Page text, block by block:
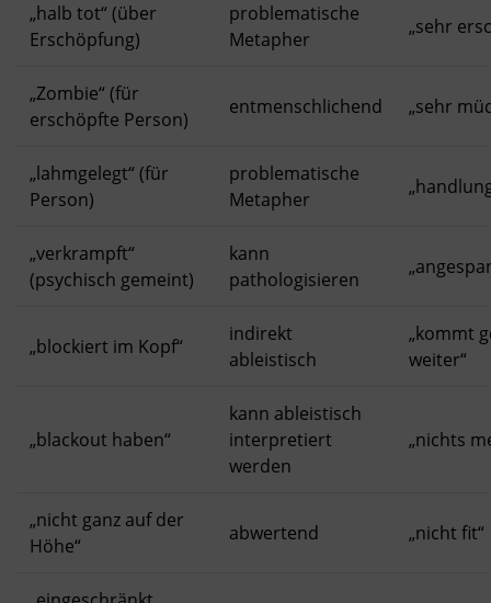
„halb tot“ (über
Erschöpfung)
problematische
Metapher
„sehr
„Zombie“ (für
erschöpfte Person)
entmenschlichend „sehr
„lahmgelegt“ (für
Person)
problematische
Metapher
„verkrampft“
(psychisch gemeint)
kann
pathologisieren
„blockiert im Kopf“
indirekt
ableistisch
„kommt
weiter“
„blackout haben“
kann ableistisch
interpretiert
werden
„nichts
„nicht ganz auf der
Höhe“
abwertend „nicht fit“